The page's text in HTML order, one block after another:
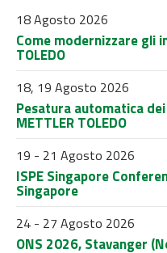
18 Agosto 2026
Come modernizzare gli
TOLEDO
18, 19 Agosto 2026
Pesatura automatica
METTLER TOLEDO
19 - 21 Agosto 2026
ISPE Singapore
Singapore
24 - 27 Agosto 2026
ONS 2026, Stavanger